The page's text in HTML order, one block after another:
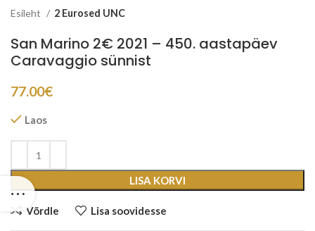
Esileht 2 Eurosed UNC
San Marino 2€ 2021 – 450. aastapäev
Caravaggio sünnist
77.00€
Laos
LISA KORVI
Võrdle Lisa soovidesse